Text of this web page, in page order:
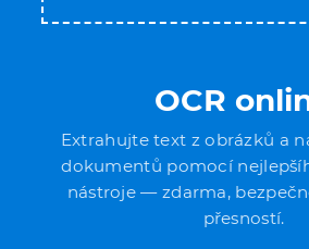
OCR
Extrahujte text z obrázků a
dokumentů pomocí
nástroje — zdarma,
přesností.